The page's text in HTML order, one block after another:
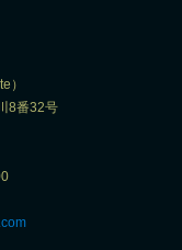
）
8番32号